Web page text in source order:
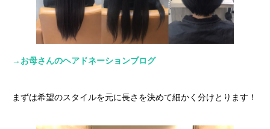
→お母さんのヘアドネーションブログ
まずは希望のスタイルを元に長さを決めて細かく分けとります！